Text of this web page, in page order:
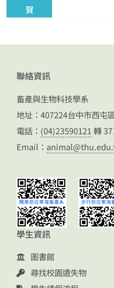
賀
聯絡資訊
畜產與生物科技學系
地址：407224台中市西屯
電話： (04)23590121 轉
Email：
學生資訊
圖書館
尋找校園遺失物